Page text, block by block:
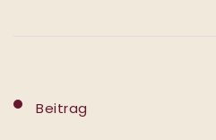
Beitrag